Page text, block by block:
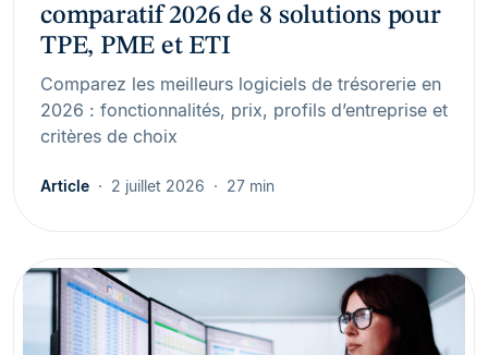
comparatif 2026 de 8 solutions pour
TPE, PME et ETI
Comparez les meilleurs logiciels de trésorerie en
2026 : fonctionnalités, prix, profils d’entreprise et
critères de choix
Article 2 juillet 2026 27 min